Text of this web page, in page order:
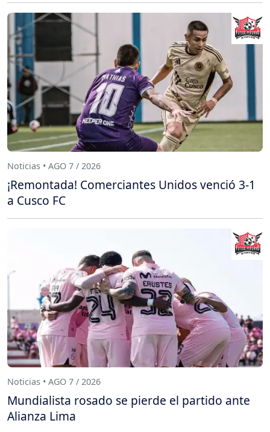
Noticias • AGO 7 / 2026
¡Remontada! Comerciantes Unidos venció 3-1
a Cusco FC
Noticias • AGO 7 / 2026
Mundialista rosado se pierde el partido ante
Alianza Lima